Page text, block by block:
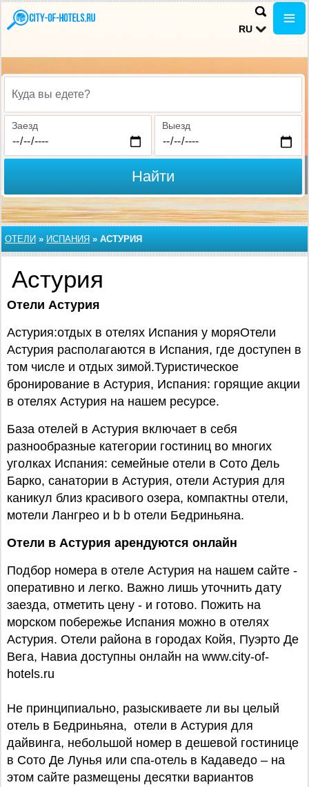
RU
Куда вы едете?
Заезд Выезд
Найти
ОТЕЛИ » ИСПАНИЯ » АСТУРИЯ
Астурия
Отели Астурия
Астурия:отдых в отелях Испания у моряОтели
Астурия располагаются в Испания, где доступен в
том числе и отдых зимой.Туристическое
бронирование в Астурия, Испания: горящие акции
в отелях Астурия на нашем ресурсе.
База отелей в Астурия включает в себя
разнообразные категории гостиниц во многих
уголках Испания: семейные отели в Сото Дель
Барко, санатории в Астурия, отели Астурия для
каникул близ красивого озера, компактны отели,
мотели Лангрео и b b отели Бедриньяна.
Отели в Астурия арендуются онлайн
Подбор номера в отеле Астурия на нашем сайте -
оперативно и легко. Важно лишь уточнить дату
заезда, отметить цену - и готово. Пожить на
морском побережье Испания можно в отелях
Астурия. Отели района в городах Койя, Пуэрто Де
Вега, Навиа доступны онлайн на www.city-of-
hotels.ru
Не принципиально, разыскиваете ли вы целый
отель в Бедриньяна, отели в Астурия для
дайвинга, небольшой номер в дешевой гостинице
в Сото Де Лунья или спа-отель в Кадаведо – на
этом сайте размещены десятки вариантов